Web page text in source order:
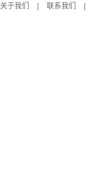
关于我们
联系我们